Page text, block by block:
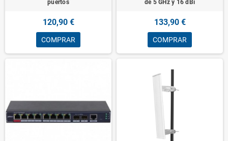
puertos
120,90 €
COMPRAR
de 5 GHz y 16 dBi
133,90 €
COMPRAR